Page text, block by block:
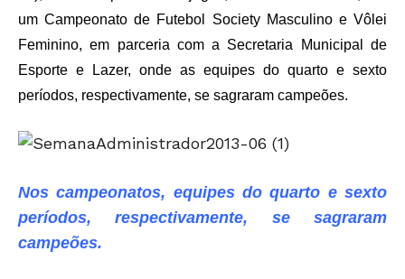
um Campeonato de Futebol Society Masculino e Vôlei
Feminino, em parceria com a Secretaria Municipal de
Esporte e Lazer, onde as equipes do quarto e sexto
períodos, respectivamente, se sagraram campeões.
Nos campeonatos, equipes do quarto e sexto
períodos, respectivamente, se sagraram
campeões.